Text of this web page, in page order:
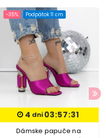
-35% Podpätok 11 cm
4 dni03:57:30
Dámske papuče na